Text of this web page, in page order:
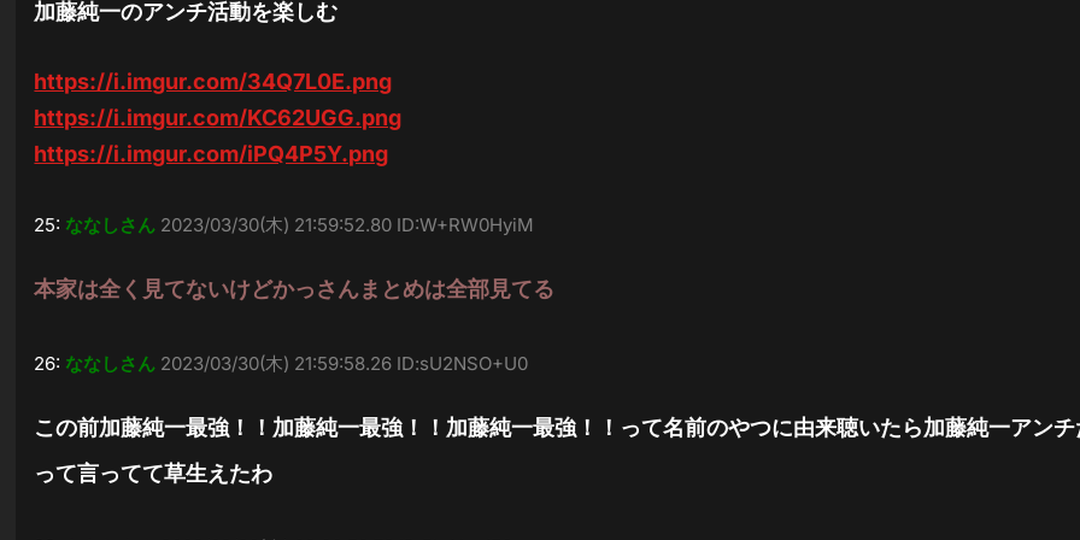
加藤純一のアンチ活動を楽しむ
https://i.imgur.com/34Q7L0E.png
https://i.imgur.com/KC62UGG.png
https://i.imgur.com/iPQ4P5Y.png
25: ななしさん 2023/03/30(木) 21:59:52.80 ID:W+RW0HyiM
本家は全く見てないけどかっさんまとめは全部見てる
26: ななしさん 2023/03/30(木) 21:59:58.26 ID:sU2NSO+U0
この前加藤純一最強！！加藤純一最強！！加藤純一最強！！って名前のやつに由来聴いたら加藤純一アン
って言ってて草生えたわ